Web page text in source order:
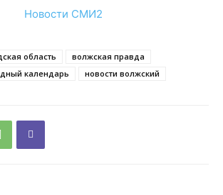
Новости СМИ2
область
волжская правда
календарь новости волжский